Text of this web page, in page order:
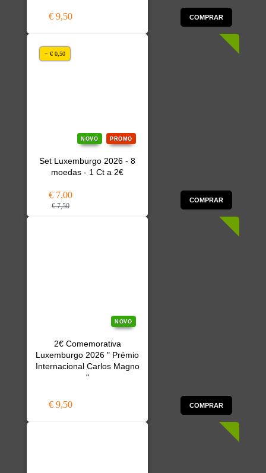
€ 9,50 COMPRAR
NOVO PROMO
Set Luxemburgo 2026 - 8
moedas - 1 Ct a 2€
€ 7,00
€ 7,50
COMPRAR
− € 0,50
NOVO
2€ Comemorativa
Luxemburgo 2026 " Prémio
Internacional Carlos Magno
"
€ 9,50 COMPRAR